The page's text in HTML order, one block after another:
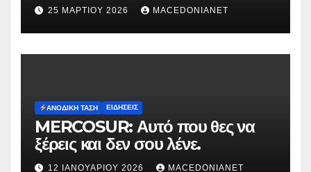
25 ΜΑΡΤΊΟΥ 2026 MACEDONIANET
ΑΝΟΔΙΚΉ ΤΆΣΗ ΕΙΔΉΣΕΙΣ
MERCOSUR: Αυτό που θες να
ξέρεις και δεν σου λένε.
12 ΙΑΝΟΥΑΡΊΟΥ 2026 MACEDONIANET